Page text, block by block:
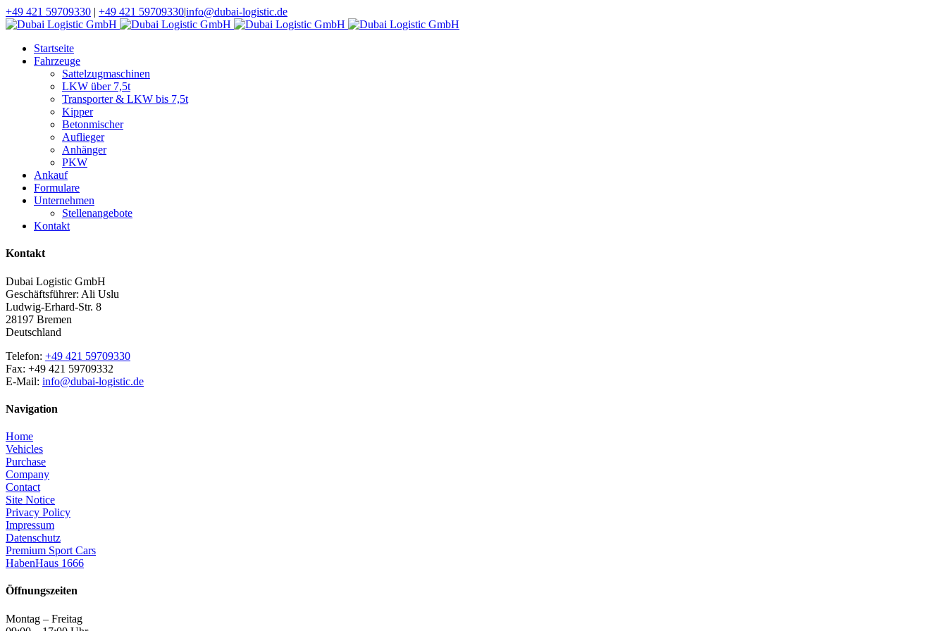
+49 421 59709330 | +49 421 59709330|info@dubai-logistic.de
Startseite
Fahrzeuge
Sattelzugmaschinen
LKW über 7,5t
Transporter & LKW bis 7,5t
Kipper
Betonmischer
Auflieger
Anhänger
PKW
Ankauf
Formulare
Unternehmen
Stellenangebote
Kontakt
Kontakt
Dubai Logistic GmbH
Geschäftsführer: Ali Uslu
Ludwig-Erhard-Str. 8
28197 Bremen
Deutschland
Telefon: +49 421 59709330
Fax: +49 421 59709332
E-Mail: info@dubai-logistic.de
Navigation
Home
Vehicles
Purchase
Company
Contact
Site Notice
Privacy Policy
Impressum
Datenschutz
Premium Sport Cars
HabenHaus 1666
Öffnungszeiten
Montag – Freitag